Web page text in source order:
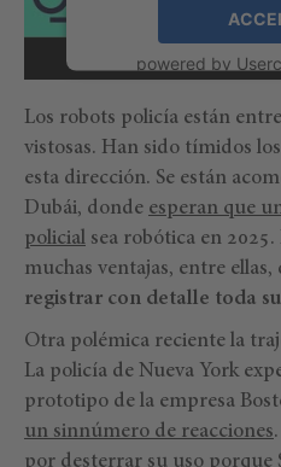
powered by
Los robots policía están
vistosas. Han sido tímidos
esta dirección. Se están
Dubái, donde esperan que
policial sea robótica en
muchas ventajas, entre ellas,
registrar con detalle toda
Otra polémica reciente la
La policía de Nueva York
prototipo de la empresa
un sinnúmero de reacciones
por desterrar su uso porque